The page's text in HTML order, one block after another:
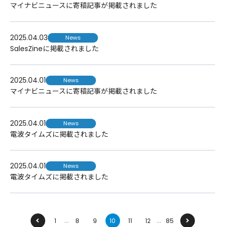
マイナビニュースに寄稿記事が掲載されました
2025.04.03 News
SalesZineに掲載されました
2025.04.01 News
マイナビニュースに寄稿記事が掲載されました
2025.04.01 News
電波タイムズに掲載されました
2025.04.01 News
電波タイムズに掲載されました
前へ 1 ... 8 9 10 11 12 ... 85 次へ